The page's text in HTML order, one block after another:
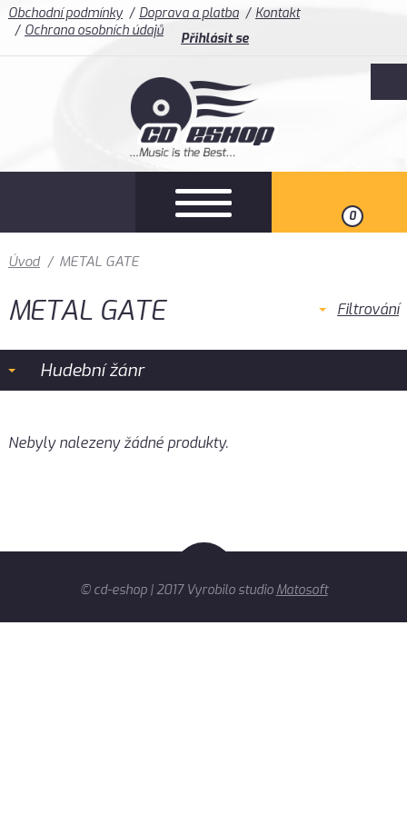
Obchodní podmínky Doprava a platba
Kontakt
Ochrana osobních údajů
Přihlásit se
0
Úvod / METAL GATE
METAL GATE Filtrování
Hudební žánr
Nebyly nalezeny žádné produkty.
© cd-eshop | 2017 Vyrobilo studio Matosoft